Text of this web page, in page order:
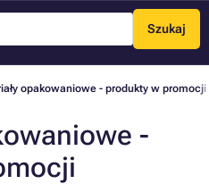
Szukaj
Menu
opakowaniowe - produkty w promocji
-